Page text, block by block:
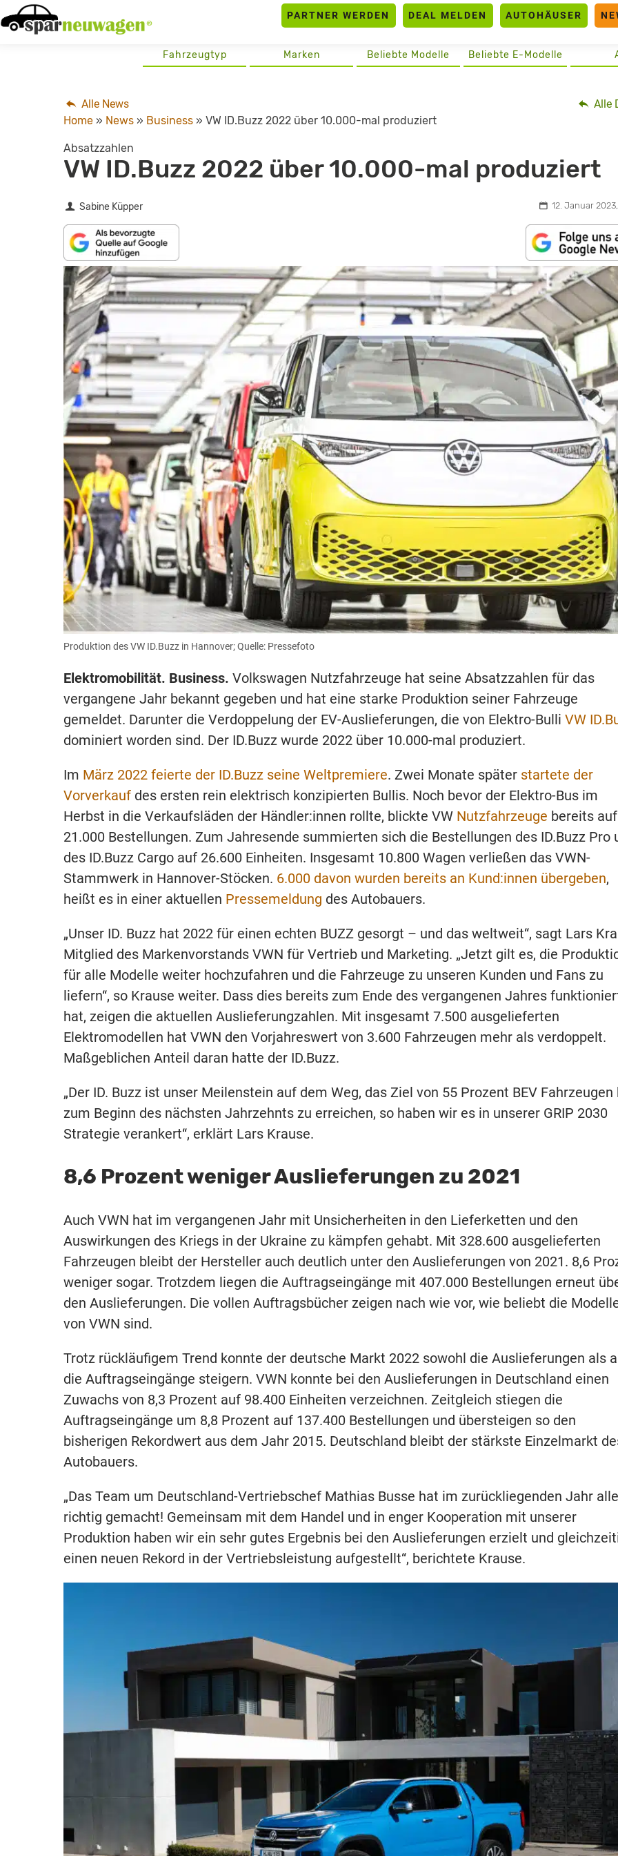
Skip
to
PARTNER WERDEN DEAL MELDEN AUTOHÄUSER
Beliebte E-Modelle
Beliebte Modelle
Marken
Fahrzeugtyp
Alle
Alle News
Home » News » Business » VW ID.Buzz 2022 über 10.000-mal produziert
Absatzzahlen
VW ID.Buzz 2022 über 10.000-mal produziert
Sabine Küpper 12. Januar
Produktion des VW ID.Buzz in Hannover; Quelle: Pressefoto
Elektromobilität. Business. Volkswagen Nutzfahrzeuge hat seine Absatzzahlen für das
vergangene Jahr bekannt gegeben und hat eine starke Produktion seiner Fahrzeuge
gemeldet. Darunter die Verdoppelung der EV-Auslieferungen, die von Elektro-Bulli VW
dominiert worden sind. Der ID.Buzz wurde 2022 über 10.000-mal produziert.
Im März 2022 feierte der ID.Buzz seine Weltpremiere. Zwei Monate später startete der
Vorverkauf des ersten rein elektrisch konzipierten Bullis. Noch bevor der Elektro-Bus im
Herbst in die Verkaufsläden der Händler:innen rollte, blickte VW Nutzfahrzeuge bereits auf
21.000 Bestellungen. Zum Jahresende summierten sich die Bestellungen des ID.Buzz Pro
des ID.Buzz Cargo auf 26.600 Einheiten. Insgesamt 10.800 Wagen verließen das VWN-
Stammwerk in Hannover-Stöcken. 6.000 davon wurden bereits an Kund:innen übergeben,
heißt es in einer aktuellen Pressemeldung des Autobauers.
„Unser ID. Buzz hat 2022 für einen echten BUZZ gesorgt – und das weltweit“, sagt Lars
Mitglied des Markenvorstands VWN für Vertrieb und Marketing. „Jetzt gilt es, die
für alle Modelle weiter hochzufahren und die Fahrzeuge zu unseren Kunden und Fans zu
liefern“, so Krause weiter. Dass dies bereits zum Ende des vergangenen Jahres
hat, zeigen die aktuellen Auslieferungzahlen. Mit insgesamt 7.500 ausgelieferten
Elektromodellen hat VWN den Vorjahreswert von 3.600 Fahrzeugen mehr als verdoppelt.
Maßgeblichen Anteil daran hatte der ID.Buzz.
„Der ID. Buzz ist unser Meilenstein auf dem Weg, das Ziel von 55 Prozent BEV Fahrzeugen
zum Beginn des nächsten Jahrzehnts zu erreichen, so haben wir es in unserer GRIP 2030
Strategie verankert“, erklärt Lars Krause.
8,6 Prozent weniger Auslieferungen zu 2021
Auch VWN hat im vergangenen Jahr mit Unsicherheiten in den Lieferketten und den
Auswirkungen des Kriegs in der Ukraine zu kämpfen gehabt. Mit 328.600 ausgelieferten
Fahrzeugen bleibt der Hersteller auch deutlich unter den Auslieferungen von 2021. 8,6
weniger sogar. Trotzdem liegen die Auftragseingänge mit 407.000 Bestellungen erneut
den Auslieferungen. Die vollen Auftragsbücher zeigen nach wie vor, wie beliebt die
von VWN sind.
Trotz rückläufigem Trend konnte der deutsche Markt 2022 sowohl die Auslieferungen als
die Auftragseingänge steigern. VWN konnte bei den Auslieferungen in Deutschland einen
Zuwachs von 8,3 Prozent auf 98.400 Einheiten verzeichnen. Zeitgleich stiegen die
Auftragseingänge um 8,8 Prozent auf 137.400 Bestellungen und übersteigen so den
bisherigen Rekordwert aus dem Jahr 2015. Deutschland bleibt der stärkste Einzelmarkt
Autobauers.
„Das Team um Deutschland-Vertriebschef Mathias Busse hat im zurückliegenden Jahr
richtig gemacht! Gemeinsam mit dem Handel und in enger Kooperation mit unserer
Produktion haben wir ein sehr gutes Ergebnis bei den Auslieferungen erzielt und
einen neuen Rekord in der Vertriebsleistung aufgestellt“, berichtete Krause.